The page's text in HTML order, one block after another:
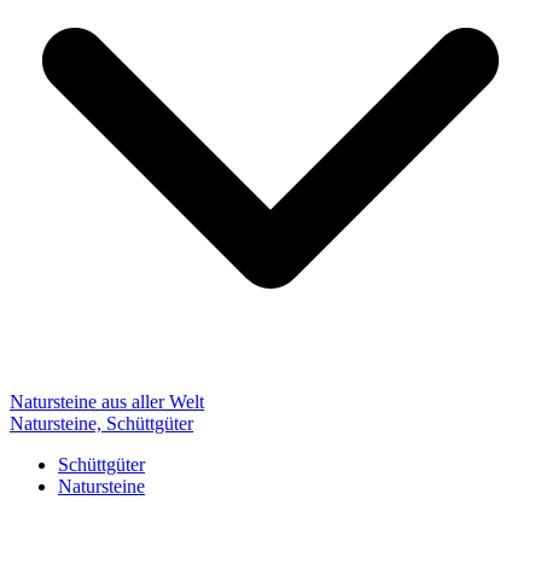
Natursteine aus aller Welt
Natursteine, Schüttgüter
Schüttgüter
Natursteine